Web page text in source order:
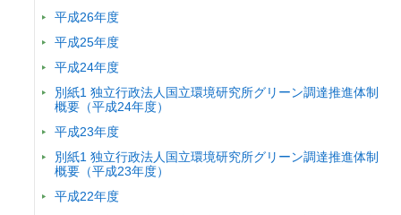
平成26年度
平成25年度
平成24年度
別紙1 独立行政法人国立環境研究所グリーン調達推進体制
概要（平成24年度）
平成23年度
別紙1 独立行政法人国立環境研究所グリーン調達推進体制
概要（平成23年度）
平成22年度